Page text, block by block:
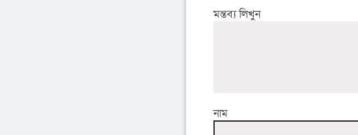
মন্তব্য লিখুন
নাম